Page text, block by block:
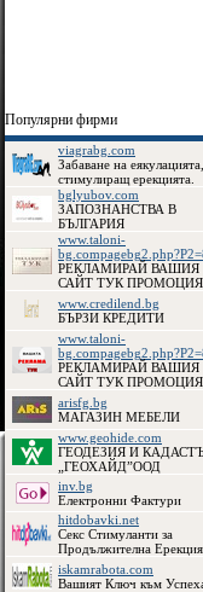
Популярни фирми
viagrabg.com
Забаване на еякулацията,
стимулиращ ерекцията.
bglyubov.com
ЗАПОЗНАНСТВА В
БЪЛГАРИЯ
www.taloni-
РЕКЛАМИРАЙ ВАШИЯ
САЙТ ТУК
www.credilend.bg
БЪРЗИ КРЕДИТИ
www.taloni-
РЕКЛАМИРАЙ ВАШИЯ
САЙТ ТУК
arisfg.bg
МАГАЗИН МЕБЕЛИ
www.geohide.com
ГЕОДЕЗИЯ И
„ГЕОХАЙД”ООД
inv.bg
Електронни Фактури
hitdobavki.net
Секс Стимуланти за
Продължителна Ерекция.
iskamrabota.com
Вашият Ключ към